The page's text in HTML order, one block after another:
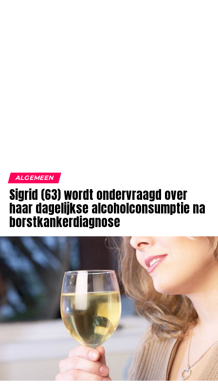
ALGEMEEN
Sigrid (63) wordt ondervraagd over
haar dagelijkse alcoholconsumptie na
borstkankerdiagnose